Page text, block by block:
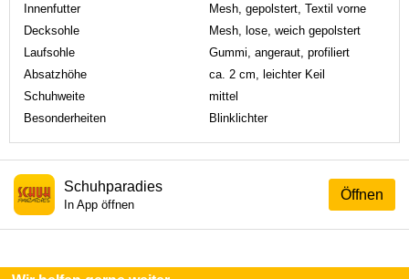
Innenfutter
Mesh, gepolstert, Textil vorne
Decksohle
Mesh, lose, weich gepolstert
Laufsohle
Gummi, angeraut, profiliert
Absatzhöhe
ca. 2 cm, leichter Keil
Schuhweite
mittel
Besonderheiten
Blinklichter
Öffnen
Schuhparadies
In App öffnen